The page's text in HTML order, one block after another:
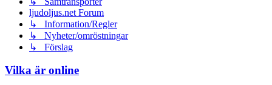
ljudoljus.net Forum
↳ Information/Regler
↳ Nyheter/omröstningar
↳ Förslag
Vilka är online